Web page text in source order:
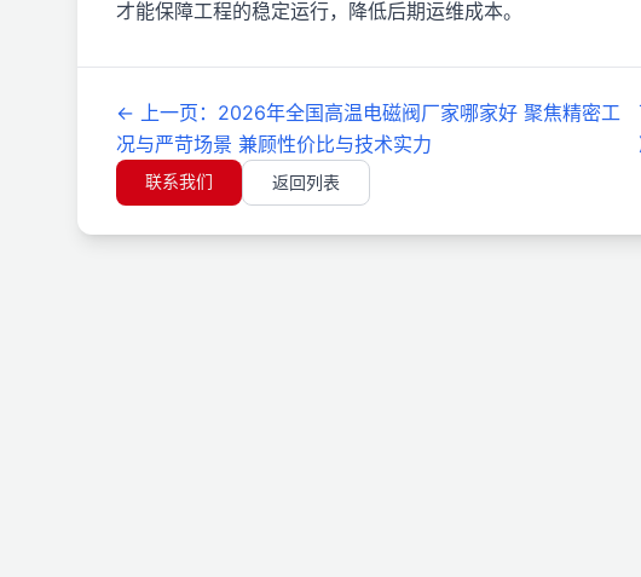
才能保障工程的稳定运行，降低后期运维成本。
← 上一页 ： 2026年全国高温电磁阀厂家哪家好 聚焦精密工
况与严苛场景 兼顾性价比与技术实力
联系我们 返回列表